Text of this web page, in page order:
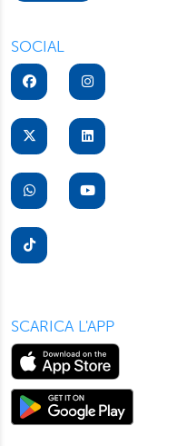
potrà scegliere quali tipi
suo dispositivo. Potrà
preferenze cliccando
presente in ogni pagina
informazioni sul
SOCIAL
SCARICA L'APP